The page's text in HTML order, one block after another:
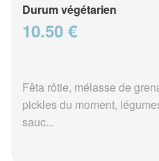
Durum végétarien
10.50 €
Fêta rôtie, mélasse de
pickles du moment,
sauc...